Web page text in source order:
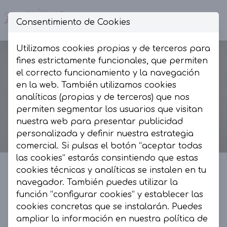
La Presumida by AR
La Presumida es un espacio de moda, muy
Consentimiento de Cookies
Utilizamos cookies propias y de terceros para
fines estrictamente funcionales, que permiten
el correcto funcionamiento y la navegación
en la web. También utilizamos cookies
analíticas (propias y de terceros) que nos
permiten segmentar los usuarios que visitan
nuestra web para presentar publicidad
personalizada y definir nuestra estrategia
comercial. Si pulsas el botón “aceptar todas
las cookies” estarás consintiendo que estas
cookies técnicas y analíticas se instalen en tu
navegador. También puedes utilizar la
función “configurar cookies” y establecer las
cookies concretas que se instalarán. Puedes
ampliar la información en nuestra política de